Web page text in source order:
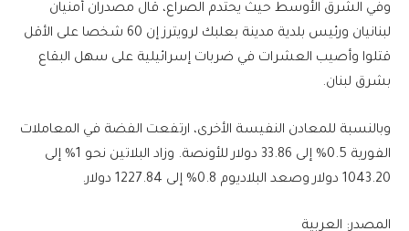
وفي الشرق الأوسط حيث يحتدم الصراع، قال مصدران أمنيان
لبنانيان ورئيس بلدية مدينة بعلبك لرويترز إن 60 شخصا على الأقل
قتلوا وأصيب العشرات في ضربات إسرائيلية على سهل البقاع
بشرق لبنان.
وبالنسبة للمعادن النفيسة الأخرى، ارتفعت الفضة في المعاملات
الفورية 0.5% إلى 33.86 دولار للأونصة. وزاد البلاتين نحو 1% إلى
1043.20 دولار وصعد البلاديوم 0.8% إلى 1227.84 دولار.
المصدر: العربية